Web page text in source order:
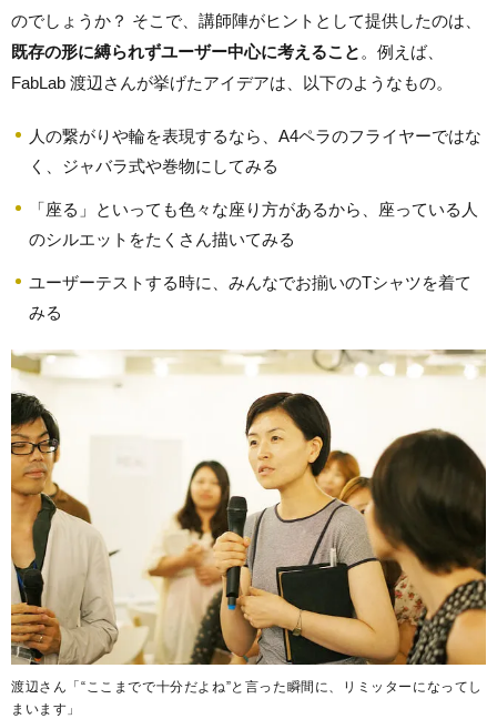
のでしょうか？ そこで、講師陣がヒントとして提供したのは、
既存の形に縛られずユーザー中心に考えること 。例えば、
FabLab 渡辺さんが挙げたアイデアは、以下のようなもの。
人の繋がりや輪を表現するなら、A4ペラのフライヤーではな
く、ジャバラ式や巻物にしてみる
「座る」といっても色々な座り方があるから、座っている人
のシルエットをたくさん描いてみる
ユーザーテストする時に、みんなでお揃いのTシャツを着て
みる
渡辺さん「“ここまでで十分だよね”と言った瞬間に、リミッターになってし
まいます」